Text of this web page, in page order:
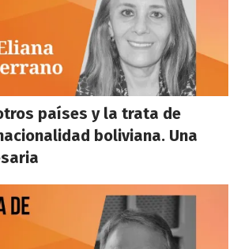
países y la trata de
boliviana. Una